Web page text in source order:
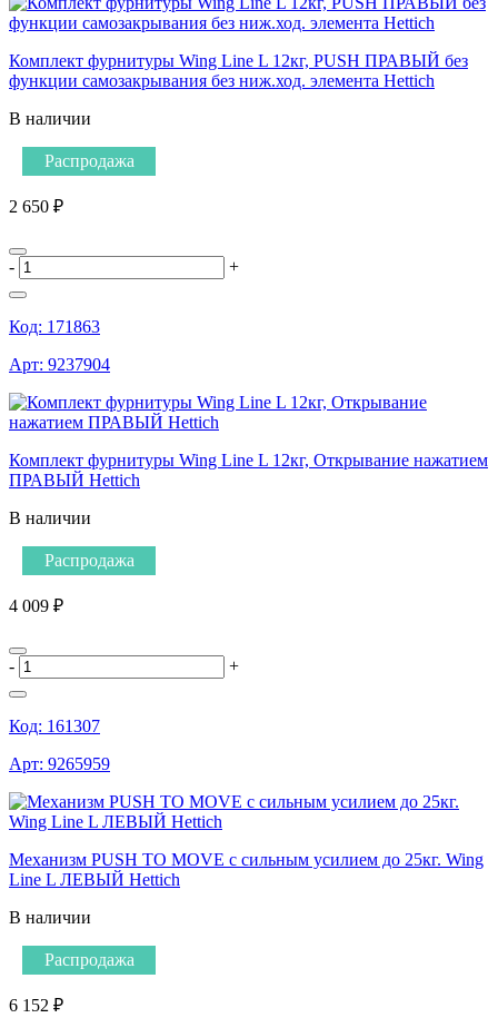
Комплект фурнитуры Wing Line L 12кг, PUSH ПРАВЫЙ без
функции самозакрывания без ниж.ход. элемента Hettich
В наличии
Распродажа
2 650 ₽
- +
Код: 171863
Арт: 9237904
Комплект фурнитуры Wing Line L 12кг, Открывание нажатием
ПРАВЫЙ Hettich
В наличии
Распродажа
4 009 ₽
- +
Код: 161307
Арт: 9265959
Механизм PUSH TO MOVE с сильным усилием до 25кг. Wing
Line L ЛЕВЫЙ Hettich
В наличии
Распродажа
6 152 ₽